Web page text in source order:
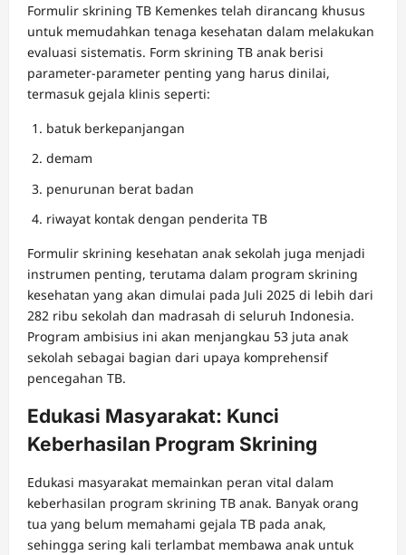
Formulir skrining TB Kemenkes telah dirancang khusus
untuk memudahkan tenaga kesehatan dalam melakukan
evaluasi sistematis. Form skrining TB anak berisi
parameter-parameter penting yang harus dinilai,
termasuk gejala klinis seperti:
batuk berkepanjangan
demam
penurunan berat badan
riwayat kontak dengan penderita TB
Formulir skrining kesehatan anak sekolah juga menjadi
instrumen penting, terutama dalam program skrining
kesehatan yang akan dimulai pada Juli 2025 di lebih dari
282 ribu sekolah dan madrasah di seluruh Indonesia.
Program ambisius ini akan menjangkau 53 juta anak
sekolah sebagai bagian dari upaya komprehensif
pencegahan TB.
Edukasi Masyarakat: Kunci
Keberhasilan Program Skrining
Edukasi masyarakat memainkan peran vital dalam
keberhasilan program skrining TB anak. Banyak orang
tua yang belum memahami gejala TB pada anak,
sehingga sering kali terlambat membawa anak untuk